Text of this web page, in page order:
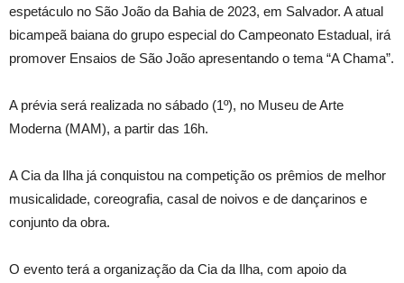
espetáculo no São João da Bahia de 2023, em Salvador. A atual
bicampeã baiana do grupo especial do Campeonato Estadual, irá
promover Ensaios de São João apresentando o tema “A Chama”.
A prévia será realizada no sábado (1º), no Museu de Arte
Moderna (MAM), a partir das 16h.
A Cia da Ilha já conquistou na competição os prêmios de melhor
musicalidade, coreografia, casal de noivos e de dançarinos e
conjunto da obra.
O evento terá a organização da Cia da Ilha, com apoio da